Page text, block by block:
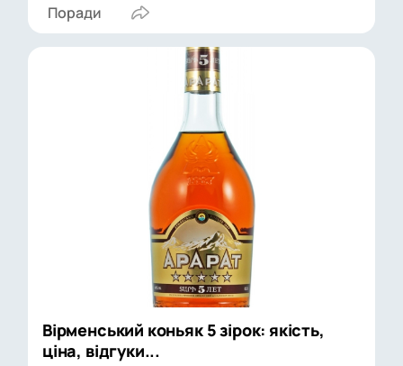
Поради
Вірменський коньяк 5 зірок: якість,
ціна, відгуки...